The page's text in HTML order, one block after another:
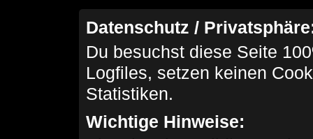
Datenschutz /
Du besuchst diese Seite
Logfiles, setzen keinen
Statistiken.
Wichtige Hinweise: